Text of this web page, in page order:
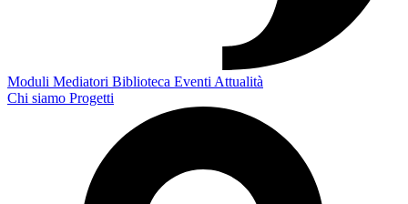
Moduli Mediatori Biblioteca Eventi Attualità
Chi siamo Progetti